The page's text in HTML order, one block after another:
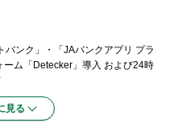
バンク」・「JAバンクアプリ プラ
ーム「Detecker」導入 および24時
見る